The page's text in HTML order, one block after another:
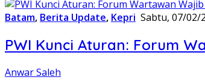
Batam, Berita Update, Kepri Sabtu, 07/02/
PWI Kunci Aturan: Forum
Anwar Saleh